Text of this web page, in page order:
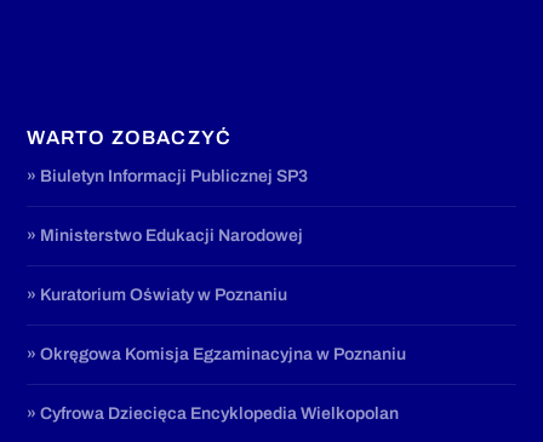
WARTO ZOBACZYĆ
» Biuletyn Informacji Publicznej SP3
» Ministerstwo Edukacji Narodowej
» Kuratorium Oświaty w Poznaniu
» Okręgowa Komisja Egzaminacyjna w Poznaniu
» Cyfrowa Dziecięca Encyklopedia Wielkopolan